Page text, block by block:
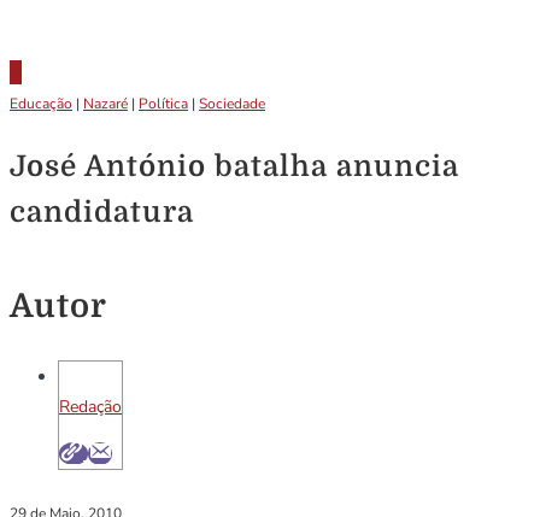
Educação | Nazaré | Política | Sociedade
José António batalha anuncia
candidatura
Autor
Redação